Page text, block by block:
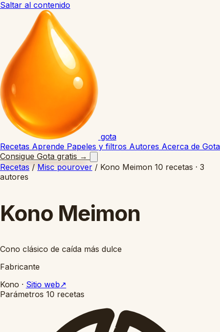
Saltar al contenido
gota
Recetas Aprende Papeles y filtros Autores Acerca de Gota
Consigue Gota gratis →
Recetas / Misc pourover / Kono Meimon 10 recetas · 3
autores
Kono Meimon
Cono clásico de caída más dulce
Fabricante
Kono · Sitio web↗
Parámetros 10 recetas